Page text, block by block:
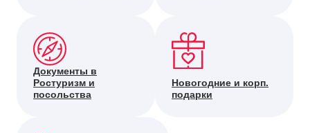
Документы в
Ростуризм и
посольства
Новогодние и корп.
подарки